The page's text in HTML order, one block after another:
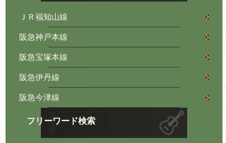
ＪＲ福知山線
阪急神戸本線
阪急宝塚本線
阪急伊丹線
阪急今津線
フリーワード検索